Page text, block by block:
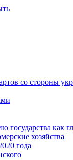
со стороны
как
хозяйства
года